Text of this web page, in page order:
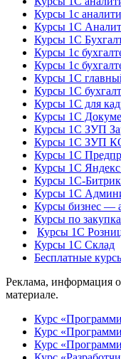
Курсы 1с
Курсы 1С
Курсы 1С
Курсы 1с
Курсы 1с
Курсы 1С
Курсы 1С
Курсы 1С для
Курсы 1С
Курсы 1С ЗУП
Курсы 1С ЗУП
Курсы 1С
Курсы 1С
Курсы 1С-
Курсы 1С
Курсы бизнес —
Курсы по
Курсы 1С
Курсы 1С Склад
Бесплатные
Реклама, информация
материале.
Курс
Курс
Курс